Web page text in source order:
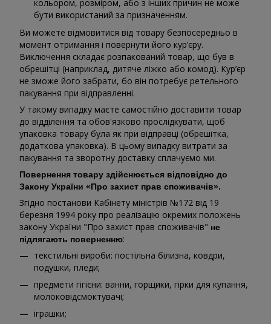
кольором, розміром, або з інших причин не може
бути використаний за призначенням.
Ви можете відмовитися від товару безпосередньо в
момент отримання і повернути його кур’єру.
Виключення складає розпакований товар, що був в
обрешітці (наприклад, дитяче ліжко або комод). Кур’єр
не зможе його забрати, бо він потребує ретельного
пакування при відправленні.
У такому випадку маєте самостійно доставити товар
до відділення та обов'язково прослідкувати, щоб
упаковка товару була як при відправці (обрешітка,
додаткова упаковка). В цьому випадку витрати за
пакування та зворотну доставку сплачуємо ми.
Повернення товару здійснюється відповідно до
Закону України «Про захист прав споживачів».
Згідно постанови Кабінету міністрів №172 від 19
березня 1994 року про реалізацію окремих положень
закону України "Про захист прав споживачів" не
підлягають поверненню:
текстильні вироби: постільна білизна, ковдри,
подушки, пледи;
предмети гігієни: ванни, горщики, гірки для купання,
молоковідсмоктувачі;
іграшки;